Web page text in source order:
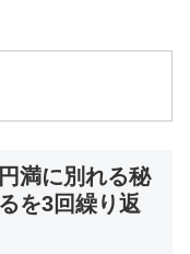
満に別れる秘
を3回繰り返